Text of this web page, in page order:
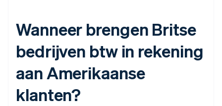
Wanneer brengen Britse
bedrijven btw in rekening
aan Amerikaanse
klanten?